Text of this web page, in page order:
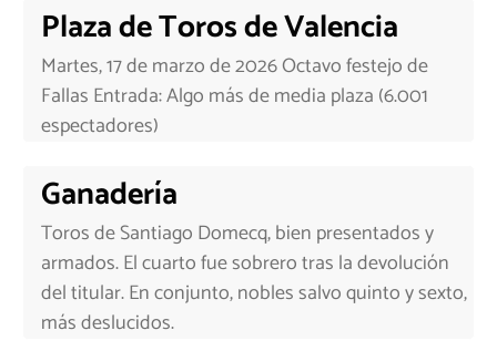
Plaza de Toros de Valencia
Martes, 17 de marzo de 2026 Octavo festejo de
Fallas Entrada: Algo más de media plaza (6.001
espectadores)
Ganadería
Toros de Santiago Domecq, bien presentados y
armados. El cuarto fue sobrero tras la devolución
del titular. En conjunto, nobles salvo quinto y sexto,
más deslucidos.